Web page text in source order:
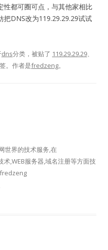
性都可圈可点，与其他家相比
把DNS改为119.29.29.29试试
dns分类，被贴了 119.29.29.29、
。 作者是fredzeng。
世界的技术服务,在
术,WEB服务器,域名注册等方面技